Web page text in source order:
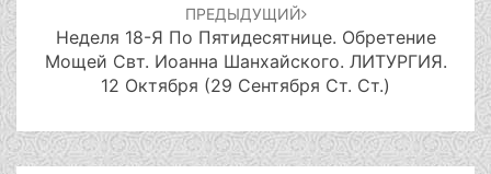
ПРЕДЫДУЩИЙ
Неделя 18-Я По Пятидесятнице. Обретение
Мощей Свт. Иоанна Шанхайского. ЛИТУРГИЯ.
12 Октября (29 Сентября Ст. Ст.)